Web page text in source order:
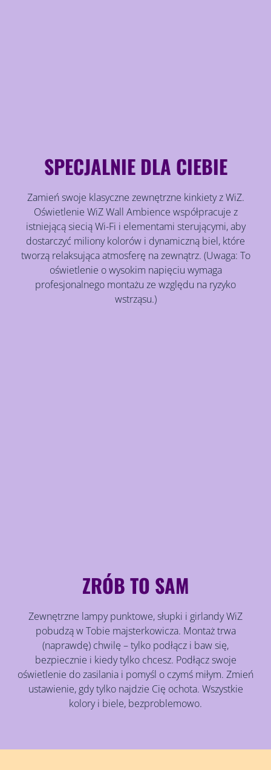
SPECJALNIE DLA CIEBIE
Zamień swoje klasyczne zewnętrzne kinkiety z WiZ.
Oświetlenie WiZ Wall Ambience współpracuje z
istniejącą siecią Wi-Fi i elementami sterującymi, aby
dostarczyć miliony kolorów i dynamiczną biel, które
tworzą relaksująca atmosferę na zewnątrz. (Uwaga: To
oświetlenie o wysokim napięciu wymaga
profesjonalnego montażu ze względu na ryzyko
wstrząsu.)
ZRÓB TO SAM
Zewnętrzne lampy punktowe, słupki i girlandy WiZ
pobudzą w Tobie majsterkowicza. Montaż trwa
(naprawdę) chwilę – tylko podłącz i baw się,
bezpiecznie i kiedy tylko chcesz. Podłącz swoje
oświetlenie do zasilania i pomyśl o czymś miłym. Zmień
ustawienie, gdy tylko najdzie Cię ochota. Wszystkie
kolory i biele, bezproblemowo.